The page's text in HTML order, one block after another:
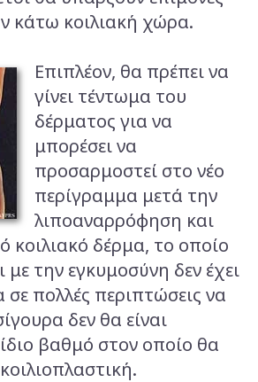
κάτω κοιλιακή χώρα.
Επιπλέον, θα πρέπει να
γίνει τέντωμα του
δέρματος για να
μπορέσει να
προσαρμοστεί στο νέο
περίγραμμα μετά την
λιποαναρρόφηση και
κοιλιακό δέρμα, το οποίο
με την εγκυμοσύνη δεν έχει
πολλές περιπτώσεις να
δεν θα είναι
βαθμό στον οποίο θα